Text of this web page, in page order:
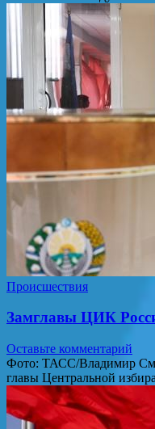
Происшествия
Замглавы ЦИК
Оставьте комментарий
Фото: ТАСС/Владимир
главы Центральной